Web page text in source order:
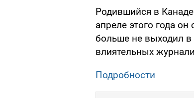
Родившийся в
апреле этого года он
больше не выходил
влиятельных
Подробности